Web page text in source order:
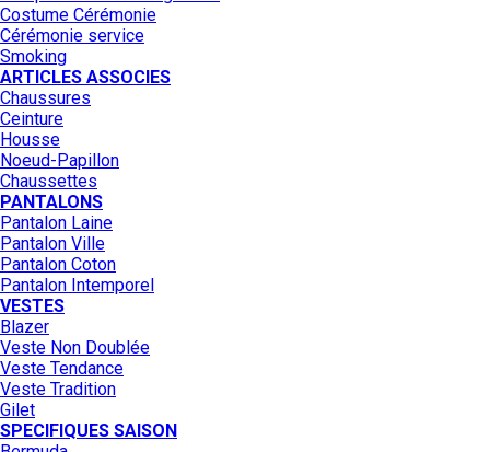
Costume Cérémonie
Cérémonie service
Smoking
ARTICLES ASSOCIES
Chaussures
Ceinture
Housse
Noeud-Papillon
Chaussettes
PANTALONS
Pantalon Laine
Pantalon Ville
Pantalon Coton
Pantalon Intemporel
VESTES
Blazer
Veste Non Doublée
Veste Tendance
Veste Tradition
Gilet
SPECIFIQUES SAISON